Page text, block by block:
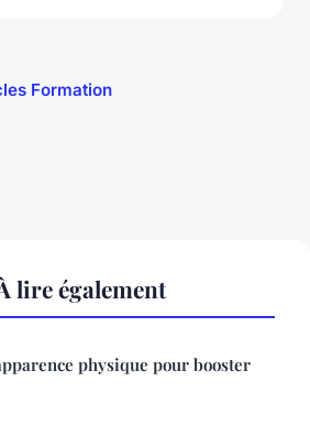
Formation
lire également
physique pour booster